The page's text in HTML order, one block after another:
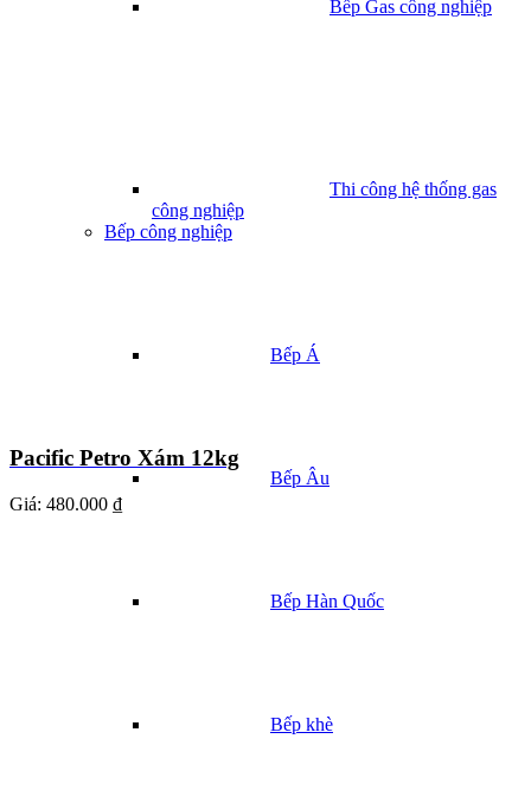
Bếp Gas công nghiệp
Thi công hệ thống gas
công nghiệp
Bếp công nghiệp
Bếp Á
Bếp Âu
Bếp Hàn Quốc
Bếp khè
Pacific Petro Xám 12kg
Giá: 480.000 ₫